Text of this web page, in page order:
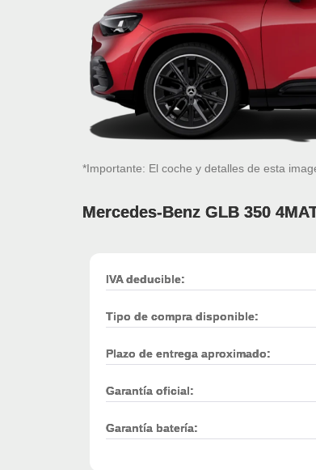
*Importante: El coche y detalles de esta
Mercedes-Benz GLB 350
IVA deducible:
Tipo de compra disponible:
Plazo de entrega aproximado:
Garantía oficial:
Garantía batería: